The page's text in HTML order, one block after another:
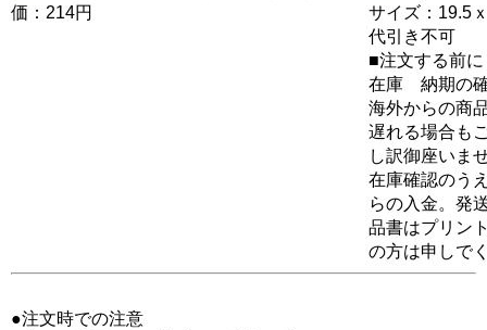
価：214円
サイズ：19.5
代引き不可
■注文する前に
在庫 納期の
海外からの商
遅れる場合も
し訳御座いま
在庫確認のう
らの入金。
品書はプリン
の方は申しで
●注文時での注意